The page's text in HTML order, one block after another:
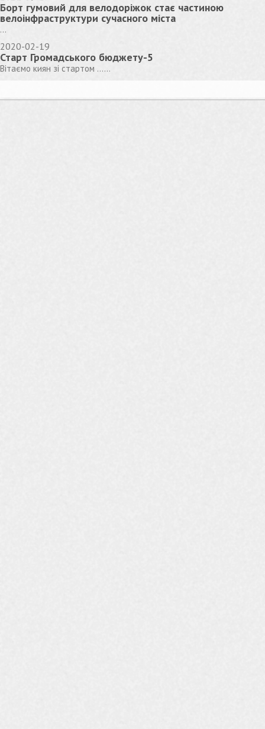
Борт гумовий для велодоріжок стає частиною
велоінфраструктури сучасного міста
...
2020-02-19
Старт Громадського бюджету-5
Вітаємо киян зі стартом ......